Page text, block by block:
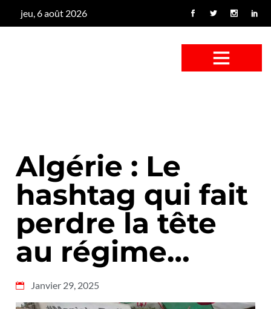
jeu, 6 août 2026
Algérie : Le
hashtag qui fait
perdre la tête
au régime…
Janvier 29, 2025